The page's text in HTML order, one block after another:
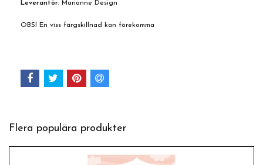
Leverantör: Marianne Design
OBS! En viss färgskillnad kan förekomma
Flera populära produkter